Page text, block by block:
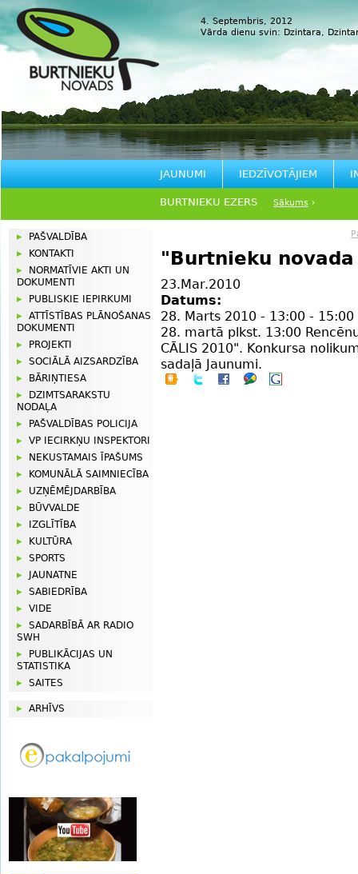
4. Septembris, 2012
Vārda dienu svin: Dzintara,
"Burtnieku
23.Mar.2010
Datums:
28. Marts 2010 - 13:00- 15:00
28. martā plkst. 13:00
CĀLIS 2010". Konkursa
sadaļā Jaunumi.
JAUNUMI IEDZĪVOTĀJIEM
BURTNIEKU EZERS Sākums ›
PAŠVALDĪBA
KONTAKTI
NORMATĪVIE AKTI UN
DOKUMENTI
PUBLISKIE IEPIRKUMI
ATTĪSTĪBAS PLĀNOŠANAS
DOKUMENTI
PROJEKTI
SOCIĀLĀ AIZSARDZĪBA
BĀRIŅTIESA
DZIMTSARAKSTU
NODAĻA
PAŠVALDĪBAS POLICIJA
VP IECIRKŅU INSPEKTORI
NEKUSTAMAIS ĪPAŠUMS
KOMUNĀLĀ SAIMNIECĪBA
UZŅĒMĒJDARBĪBA
BŪVVALDE
IZGLĪTĪBA
KULTŪRA
SPORTS
JAUNATNE
SABIEDRĪBA
VIDE
SADARBĪBĀ AR RADIO
SWH
PUBLIKĀCIJAS UN
STATISTIKA
SAITES
ARHĪVS